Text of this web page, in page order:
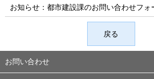
お知らせ： 都市建設課のお問い合わせフォ
戻る
お問い合わせ